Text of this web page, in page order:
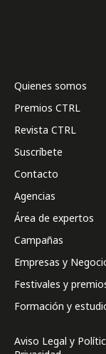
Quienes somos
Premios CTRL
Revista CTRL
Suscríbete
Contacto
Agencias
Área de expertos
Campañas
Empresas y
Festivales y
Formación y
Aviso Legal y